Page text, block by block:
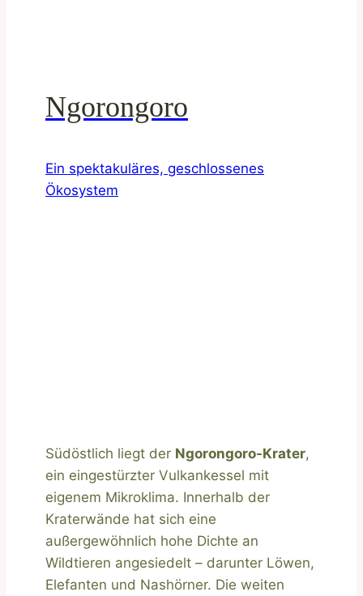
Ngorongoro
Ein spektakuläres, geschlossenes
Ökosystem
Südöstlich liegt der Ngorongoro-Krater,
ein eingestürzter Vulkankessel mit
eigenem Mikroklima. Innerhalb der
Kraterwände hat sich eine
außergewöhnlich hohe Dichte an
Wildtieren angesiedelt – darunter Löwen,
Elefanten und Nashörner. Die weiten